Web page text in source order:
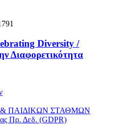
Diversity /
Διαφορετικότητα
ΠΑΙΔΙΚΩΝ ΣΤΑΘΜΩΝ
Πρ. Δεδ. (GDPR)